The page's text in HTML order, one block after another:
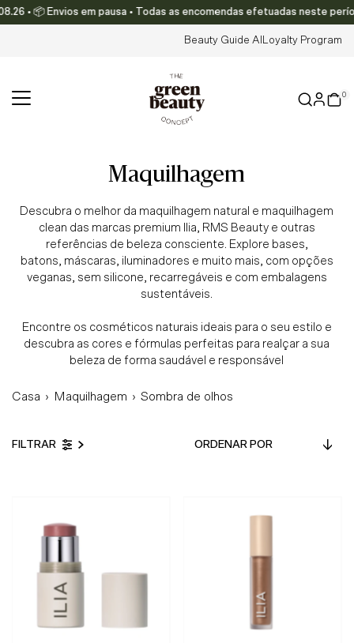
Translation missing: pt-PT.accessibility.skip_to_text
• 📦 Envios em pausa • Todas as encomendas efetuadas neste
Beauty Guide AI Loyalty Program
0
maquilhagem
Descubra o melhor da maquilhagem natural e maquilhagem
clean das marcas premium Ilia, RMS Beauty e outras
referências de beleza consciente. Explore bases,
batons, máscaras, iluminadores e muito mais, com opções
veganas, sem silicone, recarregáveis e com embalagens
sustentáveis.
Encontre os cosméticos naturais ideais para o seu estilo e
descubra as cores e fórmulas perfeitas para realçar a sua
beleza de forma saudável e responsável
Casa › Maquilhagem › Sombra de olhos
FILTRAR
por
Preço, mais baratos
Preço, mais caros